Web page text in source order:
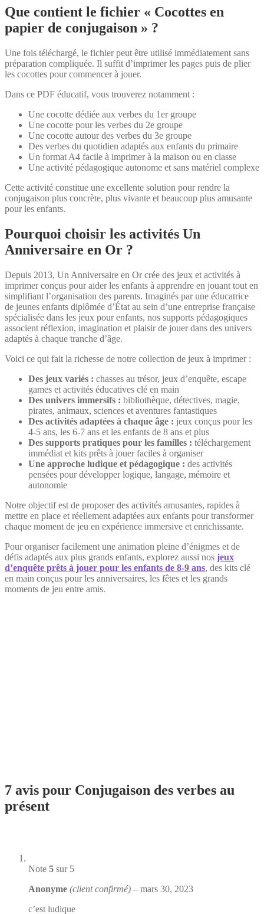
Que contient le fichier « Cocottes en
papier de conjugaison » ?
Une fois téléchargé, le fichier peut être utilisé immédiatement sans
préparation compliquée. Il suffit d’imprimer les pages puis de plier
les cocottes pour commencer à jouer.
Dans ce PDF éducatif, vous trouverez notamment :
Une cocotte dédiée aux verbes du 1er groupe
Une cocotte pour les verbes du 2e groupe
Une cocotte autour des verbes du 3e groupe
Des verbes du quotidien adaptés aux enfants du primaire
Un format A4 facile à imprimer à la maison ou en classe
Une activité pédagogique autonome et sans matériel complexe
Cette activité constitue une excellente solution pour rendre la
conjugaison plus concrète, plus vivante et beaucoup plus amusante
pour les enfants.
Pourquoi choisir les activités Un
Anniversaire en Or ?
Depuis 2013, Un Anniversaire en Or crée des jeux et activités à
imprimer conçus pour aider les enfants à apprendre en jouant tout en
simplifiant l’organisation des parents. Imaginés par une éducatrice
de jeunes enfants diplômée d’État au sein d’une entreprise française
spécialisée dans les jeux pour enfants, nos supports pédagogiques
associent réflexion, imagination et plaisir de jouer dans des univers
adaptés à chaque tranche d’âge.
Voici ce qui fait la richesse de notre collection de jeux à imprimer :
Des jeux variés : chasses au trésor, jeux d’enquête, escape
games et activités éducatives clé en main
Des univers immersifs : bibliothèque, détectives, magie,
pirates, animaux, sciences et aventures fantastiques
Des activités adaptées à chaque âge : jeux conçus pour les
4-5 ans, les 6-7 ans et les enfants de 8 ans et plus
Des supports pratiques pour les familles : téléchargement
immédiat et kits prêts à jouer faciles à organiser
Une approche ludique et pédagogique : des activités
pensées pour développer logique, langage, mémoire et
autonomie
Notre objectif est de proposer des activités amusantes, rapides à
mettre en place et réellement adaptées aux enfants pour transformer
chaque moment de jeu en expérience immersive et enrichissante.
Pour organiser facilement une animation pleine d’énigmes et de
défis adaptés aux plus grands enfants, explorez aussi nos jeux
d’enquête prêts à jouer pour les enfants de 8-9 ans, des kits clé
en main conçus pour les anniversaires, les fêtes et les grands
moments de jeu entre amis.
7 avis pour Conjugaison des verbes au
présent
Note 5 sur 5
Anonyme (client confirmé) – mars 30, 2023
c’est ludique